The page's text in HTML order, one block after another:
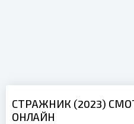
СТРАЖНИК (2023)
ОНЛАЙН